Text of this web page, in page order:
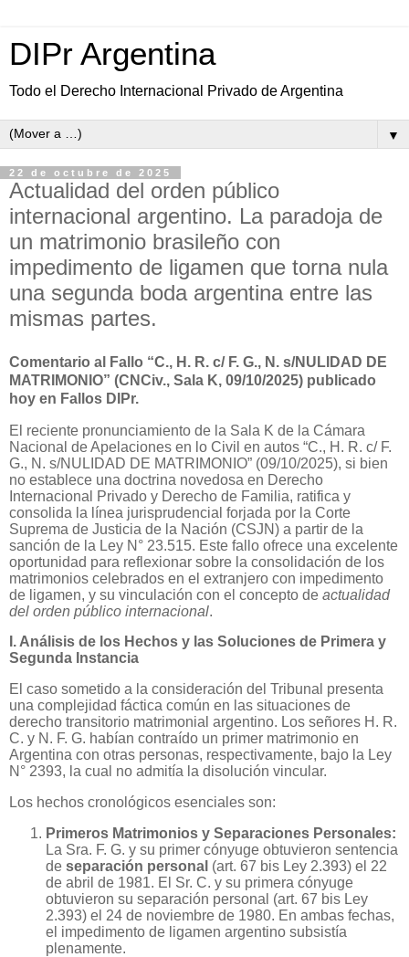
DIPr Argentina
Todo el Derecho Internacional Privado de Argentina
▼
22 de octubre de 2025
Actualidad del orden público
internacional argentino. La paradoja de
un matrimonio brasileño con
impedimento de ligamen que torna nula
una segunda boda argentina entre las
mismas partes.
Comentario al Fallo “C., H. R. c/ F. G., N. s/NULIDAD DE
MATRIMONIO” (CNCiv., Sala K, 09/10/2025) publicado
hoy en Fallos DIPr.
El reciente pronunciamiento de la Sala K de la Cámara
Nacional de Apelaciones en lo Civil en autos “C., H. R. c/ F.
G., N. s/NULIDAD DE MATRIMONIO” (09/10/2025), si bien
no establece una doctrina novedosa en Derecho
Internacional Privado y Derecho de Familia, ratifica y
consolida la línea jurisprudencial forjada por la Corte
Suprema de Justicia de la Nación (CSJN) a partir de la
sanción de la Ley N° 23.515. Este fallo ofrece una excelente
oportunidad para reflexionar sobre la consolidación de los
matrimonios celebrados en el extranjero con impedimento
de ligamen, y su vinculación con el concepto de actualidad
del orden público internacional.
I. Análisis de los Hechos y las Soluciones de Primera y
Segunda Instancia
El caso sometido a la consideración del Tribunal presenta
una complejidad fáctica común en las situaciones de
derecho transitorio matrimonial argentino. Los señores H. R.
C. y N. F. G. habían contraído un primer matrimonio en
Argentina con otras personas, respectivamente, bajo la Ley
N° 2393, la cual no admitía la disolución vincular.
Los hechos cronológicos esenciales son:
Primeros Matrimonios y Separaciones Personales:
La Sra. F. G. y su primer cónyuge obtuvieron sentencia
de separación personal (art. 67 bis Ley 2.393) el 22
de abril de 1981. El Sr. C. y su primera cónyuge
obtuvieron su separación personal (art. 67 bis Ley
2.393) el 24 de noviembre de 1980. En ambas fechas,
el impedimento de ligamen argentino subsistía
plenamente.